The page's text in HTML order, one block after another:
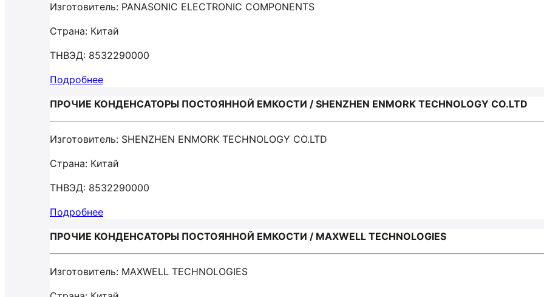
Изготовитель: PANASONIC ELECTRONIC COMPONENTS
Страна: Китай
ТНВЭД: 8532290000
Подробнее
ПРОЧИЕ КОНДЕНСАТОРЫ ПОСТОЯННОЙ ЕМКОСТИ / SHENZHEN ENMORK TECHNOLOGY CO.LTD
Изготовитель: SHENZHEN ENMORK TECHNOLOGY CO.LTD
Страна: Китай
ТНВЭД: 8532290000
Подробнее
ПРОЧИЕ КОНДЕНСАТОРЫ ПОСТОЯННОЙ ЕМКОСТИ / MAXWELL TECHNOLOGIES
Изготовитель: MAXWELL TECHNOLOGIES